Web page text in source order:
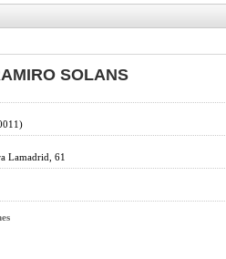
SOLANS
Lamadrid, 61